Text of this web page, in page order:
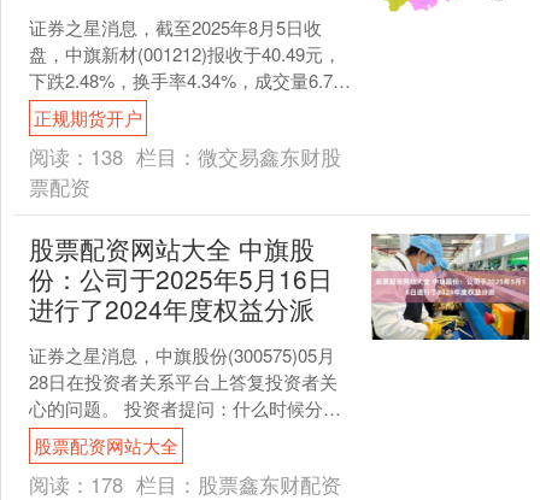
证券之星消息，截至2025年8月5日收
盘，中旗新材(001212)报收于40.49元，
下跌2.48%，换手率4.34%，成交量6.78
万手，成交额2.76亿元。....
正规期货开户
阅读： 138 栏目： 微交易鑫东财股
票配资
股票配资网站大全 中旗股
份：公司于2025年5月16日
进行了2024年度权益分派
证券之星消息，中旗股份(300575)05月
28日在投资者关系平台上答复投资者关
心的问题。 投资者提问：什么时候分红
中旗股份回复：公司于2025年5月16日
进....
股票配资网站大全
阅读： 178 栏目： 股票鑫东财配资